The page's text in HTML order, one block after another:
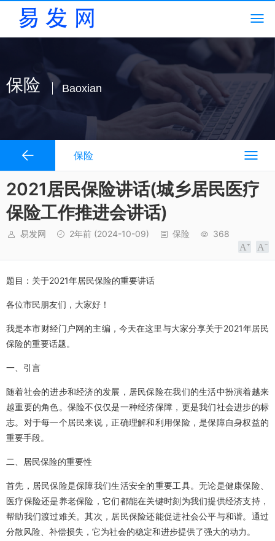
保险 Baoxian
保险
2021居民保险讲话(城乡居民医疗
保险工作推进会讲话)
易发网 2年前 (2024-10-09) 保险 368
题目：关于2021年居民保险的重要讲话
各位市民朋友们，大家好！
我是本市财经门户网的主编，今天在这里与大家分享关于2021年居民
保险的重要话题。
一、引言
随着社会的进步和经济的发展，居民保险在我们的生活中扮演着越来
越重要的角色。保险不仅仅是一种经济保障，更是我们社会进步的标
志。对于每一个居民来说，正确理解和利用保险，是保障自身权益的
重要手段。
二、居民保险的重要性
首先，居民保险是保障我们生活安全的重要工具。无论是健康保险、
医疗保险还是养老保险，它们都能在关键时刻为我们提供经济支持，
帮助我们渡过难关。其次，居民保险还能促进社会公平与和谐。通过
分散风险、补偿损失，它为社会的稳定和进步提供了强大的动力。